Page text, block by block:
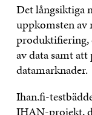
Det långsiktiga
uppkomsten av
av data samt
datamarknader.
Ihan.fi-
IHAN-projekt,